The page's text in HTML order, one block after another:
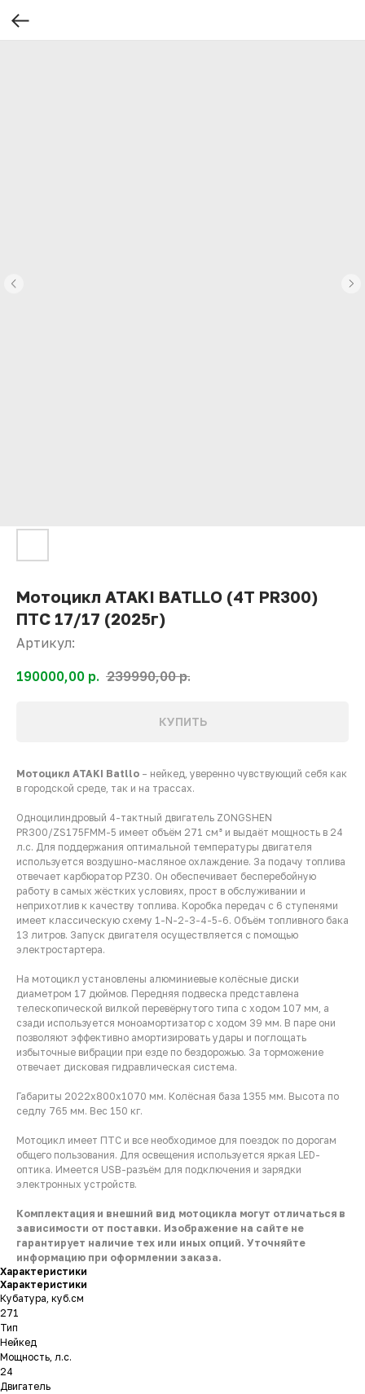
Мотоцикл ATAKI BATLLO (4T PR300)
ПТС 17/17 (2025г)
Артикул:
190000,00 р. 239990,00 р.
КУПИТЬ
Мотоцикл ATAKI Batllo – нейкед, уверенно чувствующий себя как
в городской среде, так и на трассах.
Одноцилиндровый 4-тактный двигатель ZONGSHEN
PR300/ZS175FMM-5 имеет объём 271 см³ и выдаёт мощность в 24
л.с. Для поддержания оптимальной температуры двигателя
используется воздушно-масляное охлаждение. За подачу топлива
отвечает карбюратор PZ30. Он обеспечивает бесперебойную
работу в самых жёстких условиях, прост в обслуживании и
неприхотлив к качеству топлива. Коробка передач с 6 ступенями
имеет классическую схему 1-N-2-3-4-5-6. Объём топливного бака
13 литров. Запуск двигателя осуществляется с помощью
электростартера.
На мотоцикл установлены алюминиевые колёсные диски
диаметром 17 дюймов. Передняя подвеска представлена
телескопической вилкой перевёрнутого типа с ходом 107 мм, а
сзади используется моноамортизатор с ходом 39 мм. В паре они
позволяют эффективно амортизировать удары и поглощать
избыточные вибрации при езде по бездорожью. За торможение
отвечает дисковая гидравлическая система.
Габариты 2022x800x1070 мм. Колёсная база 1355 мм. Высота по
седлу 765 мм. Вес 150 кг.
Мотоцикл имеет ПТС и все необходимое для поездок по дорогам
общего пользования. Для освещения используется яркая LED-
оптика. Имеется USB-разъём для подключения и зарядки
электронных устройств.
Комплектация и внешний вид мотоцикла могут отличаться в
зависимости от поставки. Изображение на сайте не
гарантирует наличие тех или иных опций. Уточняйте
информацию при оформлении заказа.
Характеристики
Характеристики
Кубатура, куб.см
271
Тип
Нейкед
Мощность, л.с.
24
Двигатель